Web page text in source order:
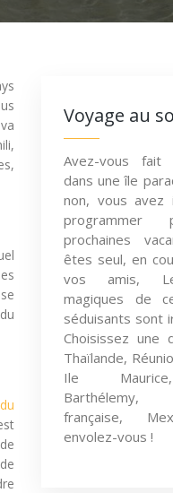
Voyage au
Avez-vous fait
dans une île
non, vous
programmer
prochaines
êtes seul, en
vos amis,
magiques de
séduisants sont
Choisissez une
Thaïlande,
Ile
Barthélemy,
française,
envolez-vous !